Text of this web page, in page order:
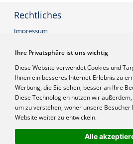
Ihre Privatsphäre ist uns wichtig
Diese Website verwendet Cookies und
Ihnen ein besseres Internet-Erlebnis zu
Werbung, die Sie sehen, besser an Ihre
Diese Technologien nutzen wir
um zu verstehen, woher unsere
Website weiter zu entwickeln.
Alle
Rechtliches
Impressum
Datenschutzerklärung
Infos
Frage stellen
Login